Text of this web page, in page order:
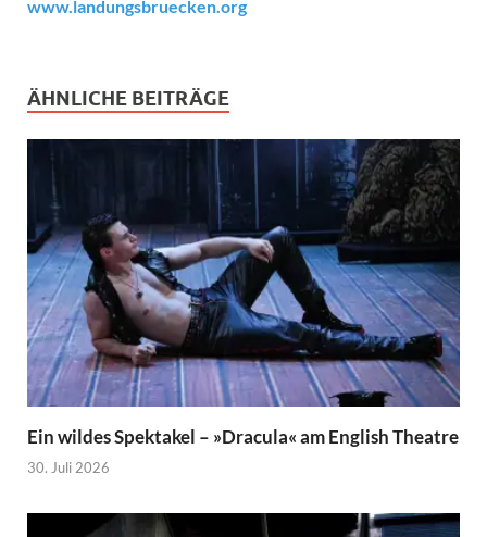
www.landungsbruecken.org
ÄHNLICHE BEITRÄGE
Ein wildes Spektakel – »Dracula« am English Theatre
30. Juli 2026